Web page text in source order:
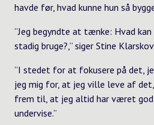
havde før, hvad kunne hun så
”Jeg begyndte at tænke: Hvad kan
stadig bruge?,” siger Stine
”I stedet for at fokusere på det,
jeg mig for, at jeg ville leve af det,
frem til, at jeg altid har været
undervise.”